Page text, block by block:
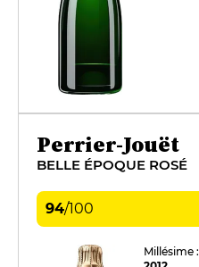
Perrier-Jouët
BELLE ÉPOQUE ROSÉ
94/100
Millésime :